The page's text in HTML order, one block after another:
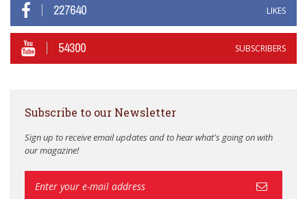
227640 LIKES
54300 SUBSCRIBERS
Subscribe to our Newsletter
Sign up to receive email updates and to hear what's going on with
our magazine!